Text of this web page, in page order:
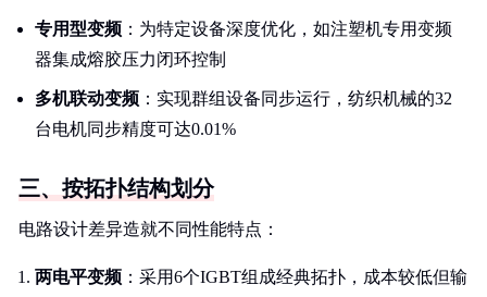
专用型变频 ：为特定设备深度优化，如注塑机专用变频
器集成熔胶压力闭环控制
多机联动变频 ：实现群组设备同步运行，纺织机械的32
台电机同步精度可达0.01%
三、按拓扑结构划分
电路设计差异造就不同性能特点：
两电平变频 ：采用6个IGBT组成经典拓扑，成本较低但输